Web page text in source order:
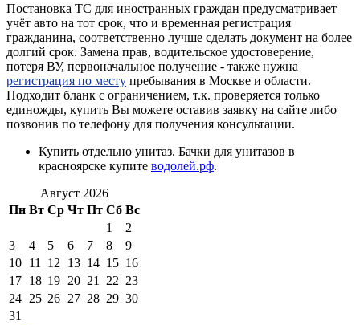
Постановка ТС для иностранных граждан предусматривает
учёт авто на тот срок, что и временная регистрация
гражданина, соответственно лучше сделать документ на более
долгий срок. Замена прав, водительское удостоверение,
потеря ВУ, первоначальное получение - также нужна
регистрация по месту пребывания в Москве и области.
Подходит бланк с ограничением, т.к. проверяется только
единожды, купить Вы можете оставив заявку на сайте либо
позвонив по телефону для получения консультации.
Купить отдельно унитаз. Бачки для унитазов в
красноярске купите водолей.рф.
Август 2026
Пн Вт Ср Чт Пт Сб Вс
1
2
3
4 5 6 7 8
9
10 11 12 13 14 15 16
17 18 19 20 21 22 23
24 25 26 27 28 29 30
31